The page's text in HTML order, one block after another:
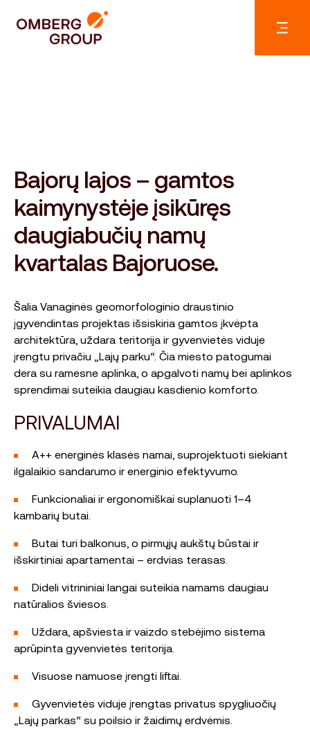
Bajorų lajos – gamtos
kaimynystėje įsikūręs
daugiabučių namų
kvartalas Bajoruose.
Šalia Vanaginės geomorfologinio draustinio
įgyvendintas projektas išsiskiria gamtos įkvėpta
architektūra, uždara teritorija ir gyvenvietės viduje
įrengtu privačiu „Lajų parku“. Čia miesto patogumai
dera su ramesne aplinka, o apgalvoti namų bei aplinkos
sprendimai suteikia daugiau kasdienio komforto.
PRIVALUMAI
A++ energinės klasės namai, suprojektuoti siekiant
ilgalaikio sandarumo ir energinio efektyvumo.
Funkcionaliai ir ergonomiškai suplanuoti 1–4
kambarių butai.
Butai turi balkonus, o pirmųjų aukštų būstai ir
išskirtiniai apartamentai – erdvias terasas.
Dideli vitrininiai langai suteikia namams daugiau
natūralios šviesos.
Uždara, apšviesta ir vaizdo stebėjimo sistema
aprūpinta gyvenvietės teritorija.
Visuose namuose įrengti liftai.
Gyvenvietės viduje įrengtas privatus spygliuočių
„Lajų parkas“ su poilsio ir žaidimų erdvėmis.